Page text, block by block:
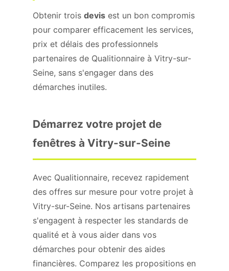
Obtenir trois devis est un bon compromis
pour comparer efficacement les services,
prix et délais des professionnels
partenaires de Qualitionnaire à Vitry-sur-
Seine, sans s'engager dans des
démarches inutiles.
Démarrez votre projet de
fenêtres à Vitry-sur-Seine
Avec Qualitionnaire, recevez rapidement
des offres sur mesure pour votre projet à
Vitry-sur-Seine. Nos artisans partenaires
s'engagent à respecter les standards de
qualité et à vous aider dans vos
démarches pour obtenir des aides
financières. Comparez les propositions en